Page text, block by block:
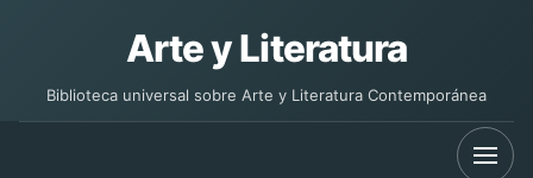
Arte y Literatura
Biblioteca universal sobre Arte y Literatura Contemporánea